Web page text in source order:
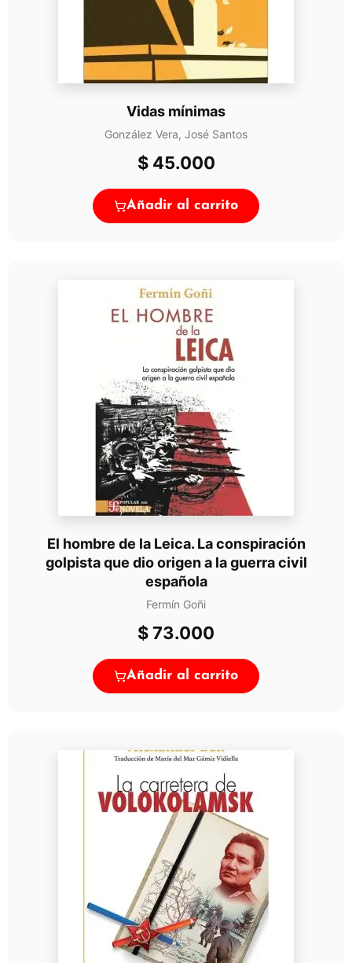
Vidas mínimas
González Vera, José Santos
$45.000
Añadir al carrito
El hombre de la Leica. La conspiración
golpista que dio origen a la guerra civil
española
Fermín Goñi
$73.000
Añadir al carrito